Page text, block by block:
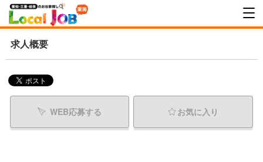
求人概要
WEB応募する お気に入り